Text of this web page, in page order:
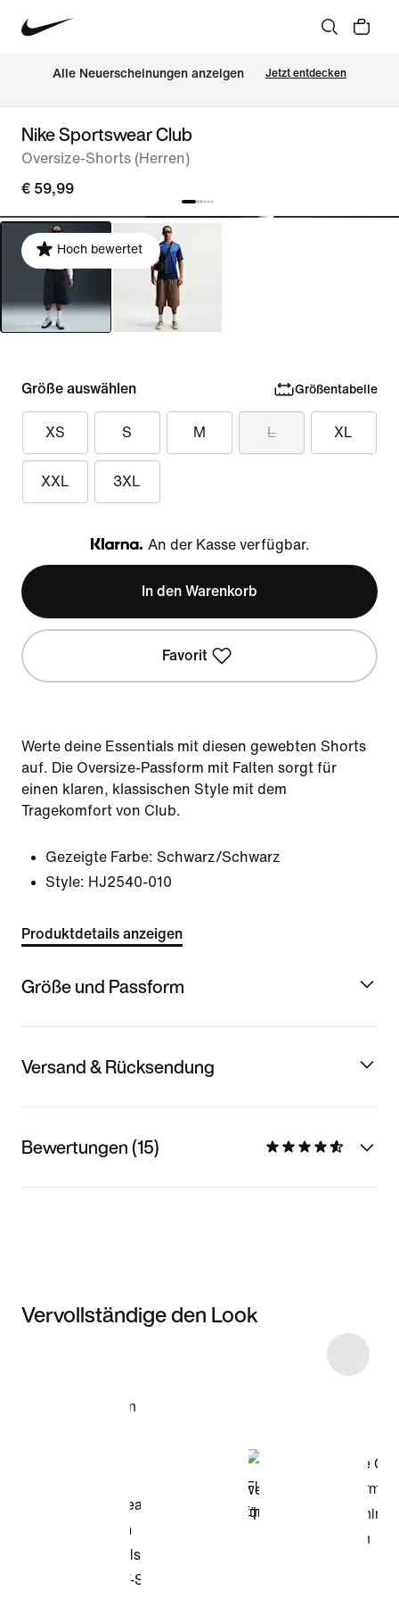
Alle Neuerscheinungen anzeigen Jetzt entdecken
Nike Sportswear Club
Oversize-Shorts (Herren)
€ 59,99
Hoch bewertet
Größe auswählen Größentabelle
XS S M L XL
XXL 3XL
Klarna
An der Kasse verfügbar.
In den Warenkorb
Favorit
Werte deine Essentials mit diesen gewebten Shorts
auf. Die Oversize-Passform mit Falten sorgt für
einen klaren, klassischen Style mit dem
Tragekomfort von Club.
Gezeigte Farbe: Schwarz/Schwarz
Style: HJ2540-010
Produktdetails anzeigen
Größe und Passform
Versand & Rücksendung
Bewertungen (15)
Vervollständige den Look
Modell anzeigen